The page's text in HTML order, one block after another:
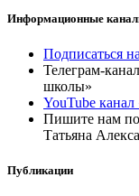
Информационные
Подписаться
Телеграм-канал
школы»
YouTube
Пишите нам по
Татьяна
Публикации